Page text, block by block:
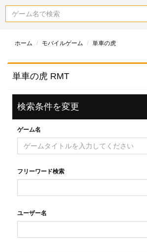
ホーム モバイルゲーム 単車の虎
単車の虎 RMT
検索条件を変更
ゲーム名
フリーワード検索
ユーザー名